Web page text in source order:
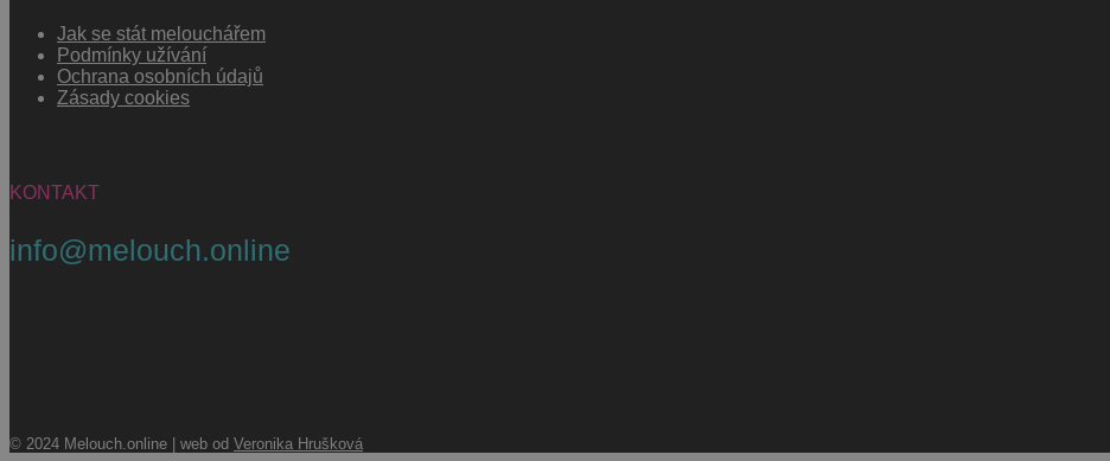
Jak se stát melouchářem
Podmínky užívání
Ochrana osobních údajů
Zásady cookies
KONTAKT
info@melouch.online
© 2024 Melouch.online | web od Veronika Hrušková